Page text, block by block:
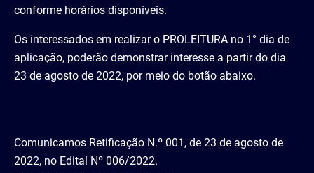
conforme horários disponíveis.
Os interessados em realizar o PROLEITURA no 1° dia de
aplicação, poderão demonstrar interesse a partir do dia
23 de agosto de 2022, por meio do botão abaixo.
Comunicamos Retificação N.º 001, de 23 de agosto de
2022, no Edital Nº 006/2022.